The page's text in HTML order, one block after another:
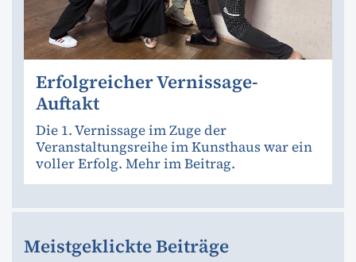
Erfolgreicher Vernissage-
Auftakt
Die 1. Vernissage im Zuge der
Veranstaltungsreihe im Kunsthaus war ein
voller Erfolg. Mehr im Beitrag.
Meistgeklickte Beiträge